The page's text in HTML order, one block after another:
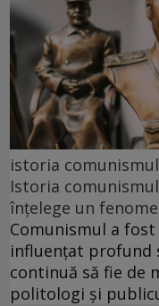
istoria
Istoria
înțelege un
Comunismul a
influențat profund
continuă să fie de
politologi și